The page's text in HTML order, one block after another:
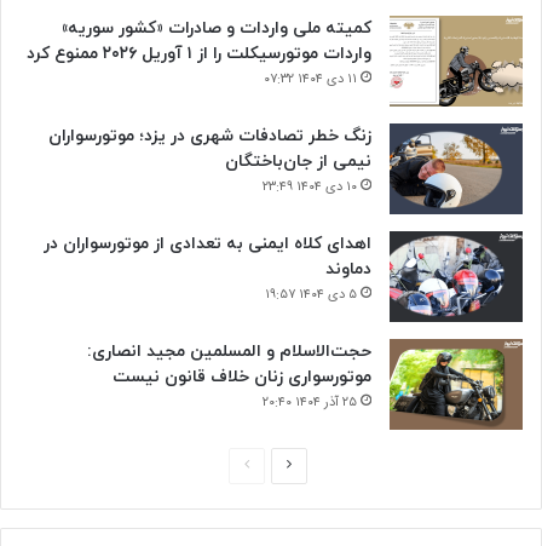
کمیته ملی واردات و صادرات «کشور سوریه»
واردات موتورسیکلت را از ۱ آوریل ۲۰۲۶ ممنوع کرد
۱۱ دی ۱۴۰۴ ۰۷:۳۲
زنگ خطر تصادفات شهری در یزد؛ موتورسواران
نیمی از جان‌باختگان
۱۰ دی ۱۴۰۴ ۲۳:۴۹
اهدای کلاه ایمنی به تعدادی از موتورسواران در
دماوند
۵ دی ۱۴۰۴ ۱۹:۵۷
حجت‌الاسلام و المسلمین مجید انصاری:
موتورسواری زنان خلاف قانون نیست
۲۵ آذر ۱۴۰۴ ۲۰:۴۰
صفحه
صفحه